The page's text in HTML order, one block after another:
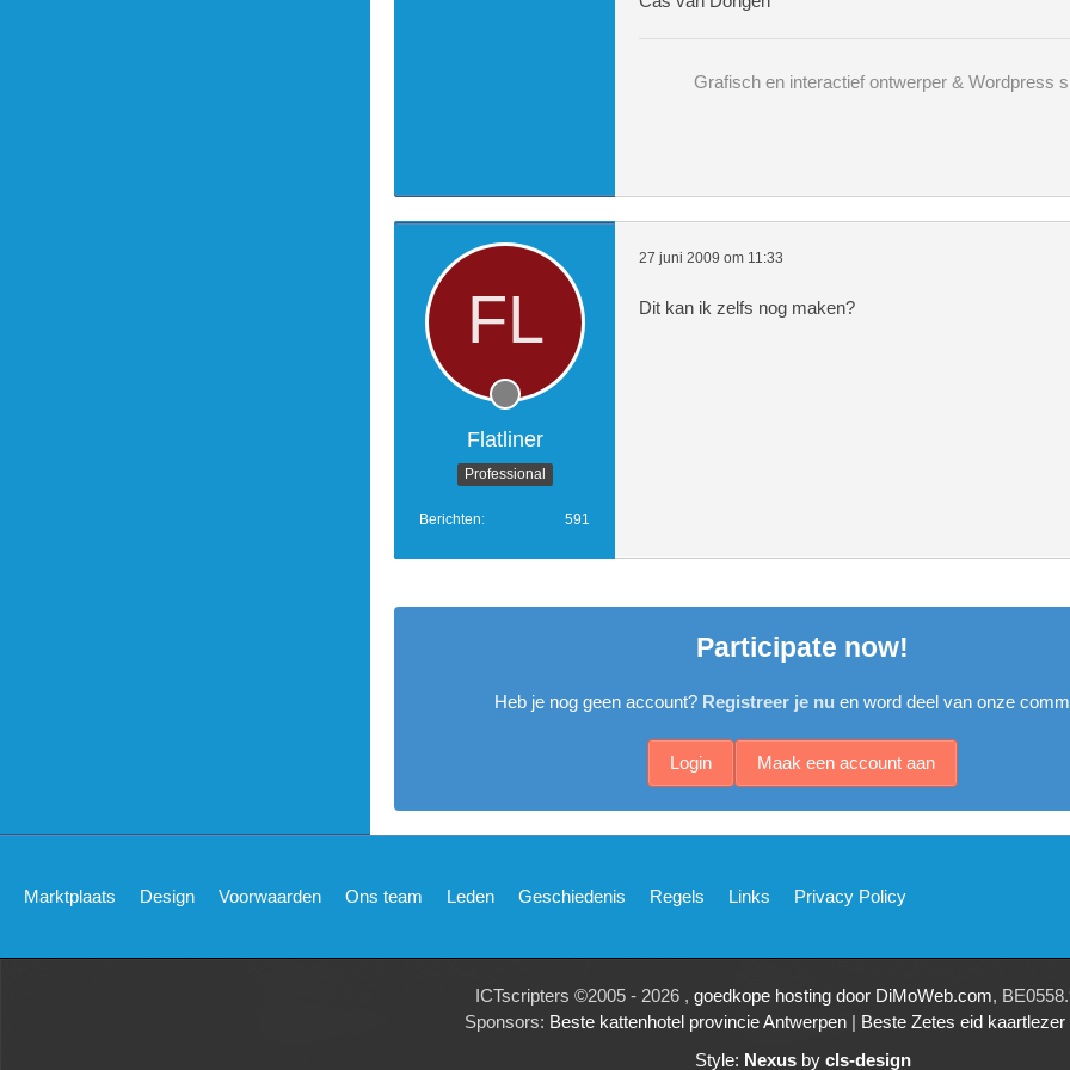
Grafisch en interactief ontwerper & Wordpress
Flatliner
Professional
Berichten 591
27 juni 2009 om 11:33
Dit kan ik zelfs nog maken?
Participate now!
Heb je nog geen account? Registreer je nu en word deel van onze
Maak een account aan
Login
Marktplaats Design Voorwaarden Ons team Leden Geschiedenis Regels Links Privacy Policy
ICTscripters ©2005 - 2026 , goedkope hosting door DiMoWeb.com,
Sponsors: Beste kattenhotel provincie Antwerpen | Beste Zetes eid
Style: Nexusby cls-design